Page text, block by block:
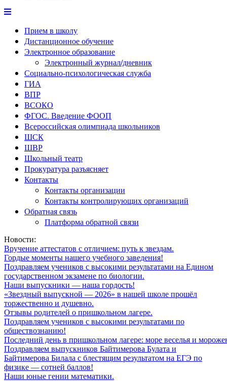
Прием в школу
Дистанционное обучение
Электронное образование
Электронный журнал/дневник
Социально-психологическая служба
ГИА
ВПР
ВСОКО
ФГОС. Введение ФООП
Всероссийская олимпиада школьников
ШСК
ШВР
Школьный театр
Прокуратура разъясняет
Контакты
Контакты организации
Контакты контролирующих организаций
Обратная связь
Платформа обратной связи
Новости:
Вручение аттестатов с отличием: путь к звездам.
Гордые моменты нашего учебного заведения!
Поздравляем учеников с высокими результатами на Едином
государственном экзамене по биологии.
Наши выпускники — наша гордость!
«Звездный выпускной — 2026» в нашей школе прошёл
торжественно и душевно.
Отзывы родителей о пришкольном лагере.
Поздравляем учеников с высокими результатами по
обществознанию!
Последний день в пришкольном лагере: море веселья и
Поздравляем выпускников Байтимерова Булата и
Байтимерова Билала с блестящим результатом на ЕГЭ по
физике — сотней баллов!
Наши юные гении математики.